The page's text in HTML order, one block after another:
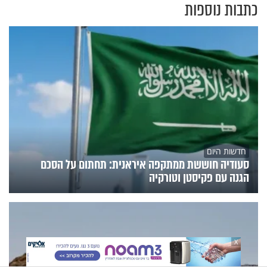
כתבות נוספות
חדשות היום
סעודיה חוששת ממתקפה איראנית: תחתום על הסכם
הגנה עם פקיסטן וטורקיה
X